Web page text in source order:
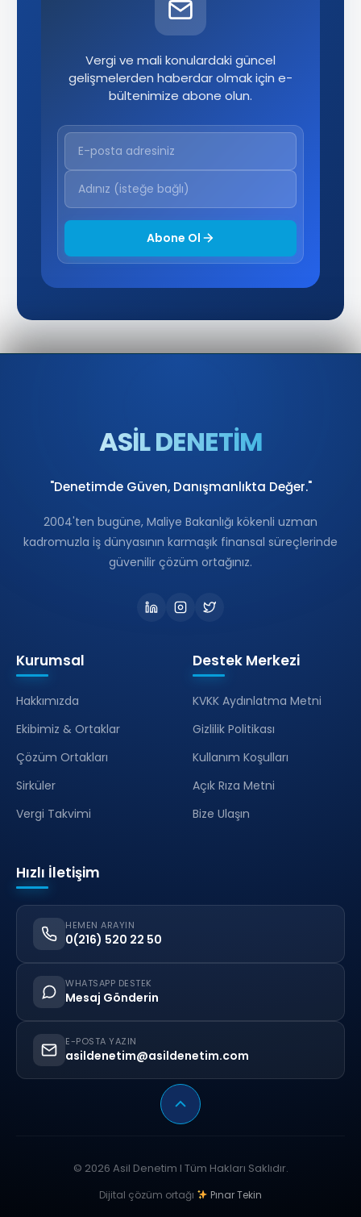
Vergi ve mali konulardaki güncel
gelişmelerden haberdar olmak için e-
bültenimize abone olun.
Abone Ol
ASİL DENETİM
"Denetimde Güven, Danışmanlıkta Değer."
2004'ten bugüne, Maliye Bakanlığı kökenli uzman
kadromuzla iş dünyasının karmaşık finansal süreçlerinde
güvenilir çözüm ortağınız.
Kurumsal
Hakkımızda
Ekibimiz & Ortaklar
Çözüm Ortakları
Sirküler
Vergi Takvimi
Destek Merkezi
KVKK Aydınlatma Metni
Gizlilik Politikası
Kullanım Koşulları
Açık Rıza Metni
Bize Ulaşın
Hızlı İletişim
HEMEN ARAYIN
0(216) 520 22 50
WHATSAPP DESTEK
Mesaj Gönderin
E-POSTA YAZIN
asildenetim@asildenetim.com
© 2026 Asil Denetim I Tüm Hakları Saklıdır.
Dijital çözüm ortağı Pınar Tekin